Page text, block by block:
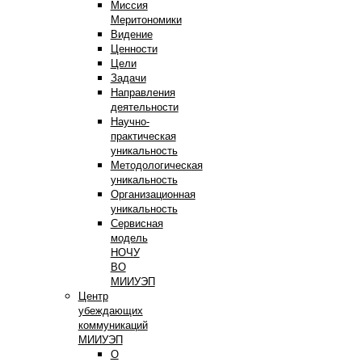
Миссия
Меритономики
Видение
Ценности
Цели
Задачи
Направления
деятельности
Научно-
практическая
уникальность
Методологическая
уникальность
Организационная
уникальность
Сервисная
модель
НОЧУ
ВО
МИИУЭП
Центр
убеждающих
коммуникаций
МИИУЭП
О